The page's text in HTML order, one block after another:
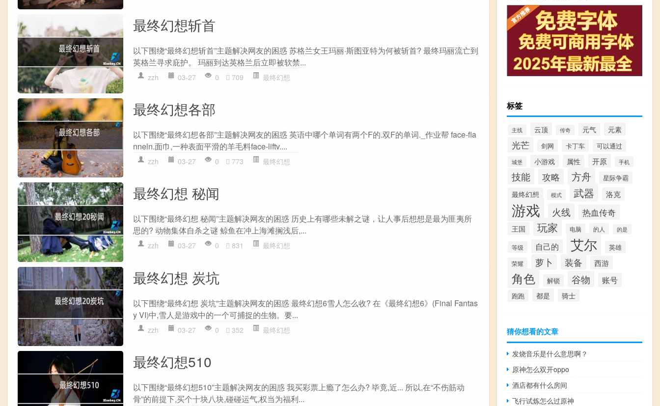
最终幻想斩首
以下围绕“最终幻想斩首”主题解决网友的困惑 苏格兰女王玛丽·斯图亚特为何被斩首? 最终玛丽流亡到
英格兰寻求庇护。 玛丽到达英格兰后立即被软禁...
zzh 03-27 0 709 最终幻想
最终幻想各部
以下围绕“最终幻想各部”主题解决网友的困惑 英语中哪个单词有两个F的.双F的单词._作业帮 face-fla
nneln.面巾,一种表面平滑的羊毛料face-liftv....
zzh 03-27 0 773 最终幻想
最终幻想 秘闻
以下围绕“最终幻想 秘闻”主题解决网友的困惑 历史上有哪些未解之谜，让人事后想想是最为匪夷所
思的? 动物集体自杀之谜 鲸鱼在冲上海滩搁浅后,...
zzh 03-27 0 831 最终幻想
最终幻想 炭坑
以下围绕“最终幻想 炭坑”主题解决网友的困惑 最终幻想6雪人怎么收? 在《最终幻想6》(Final Fantas
y VI)中,雪人是游戏中的一个可捕捉的生物。要...
zzh 03-27 0 352 最终幻想
最终幻想510
以下围绕“最终幻想510”主题解决网友的困惑 我买彩票上瘾了怎么办? 毕竟,近... 所以,在“不伤筋动
骨”的前提下,买个十块八块,碰碰运气,权当为福利...
标签
主线 云顶 传奇 元气 元素
光芒 剑网 卡丁车 可以通过
城堡 小游戏 属性 开原 手机
技能 攻略 方舟 星际争霸
最终幻想 模式 武器 洛克
游戏 火线 热血传奇
王国 玩家 电脑 的人 的是
等级 自己的 艾尔 英雄
荣耀 萝卜 装备 西游
角色 解锁 谷物 账号
跑跑 都是 骑士
猜你想看的文章
发烧音乐是什么意思啊？
原神怎么双开oppo
酒店都有什么房间
飞行试炼怎么过原神